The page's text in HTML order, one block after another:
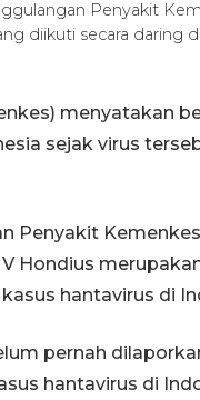
Penyakit
diikuti secara daring
menyatakan
sejak virus
Penyakit
Hondius
hantavirus di
pernah
hantavirus di